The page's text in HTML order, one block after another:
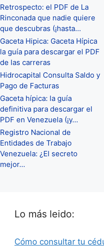
Retrospecto: el PDF de La
Rinconada que nadie quiere
que descubras (¡hasta…
Gaceta Hipica: Gaceta Hípica
la guía para descargar el PDF
de las carreras
Hidrocapital Consulta Saldo y
Pago de Facturas
Gaceta hípica: la guía
definitiva para descargar el
PDF en Venezuela (¡y…
Registro Nacional de
Entidades de Trabajo
Venezuela: ¿El secreto
mejor…
Lo más leido:
Cómo consultar tu